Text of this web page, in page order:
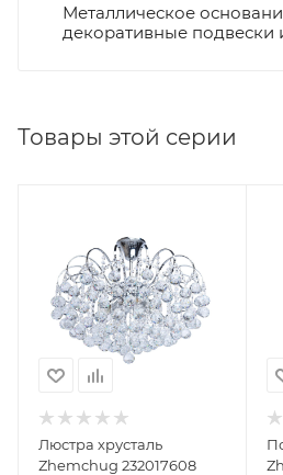
Металлическое
декоративные подвески
Товары этой серии
Люстра хрусталь
Zhemchug 232017608